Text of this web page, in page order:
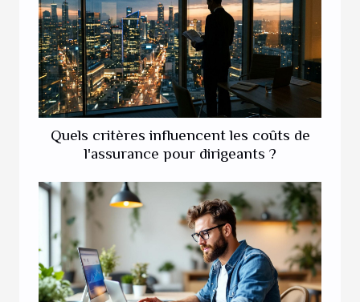
Quels critères influencent les coûts de
l'assurance pour dirigeants ?